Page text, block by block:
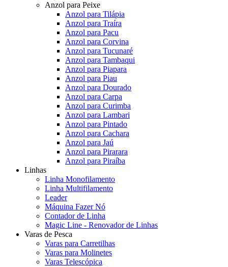
Anzol para Peixe
Anzol para Tilápia
Anzol para Traíra
Anzol para Pacu
Anzol para Corvina
Anzol para Tucunaré
Anzol para Tambaqui
Anzol para Piapara
Anzol para Piau
Anzol para Dourado
Anzol para Carpa
Anzol para Curimba
Anzol para Lambari
Anzol para Pintado
Anzol para Cachara
Anzol para Jaú
Anzol para Pirarara
Anzol para Piraíba
Linhas
Linha Monofilamento
Linha Multifilamento
Leader
Máquina Fazer Nó
Contador de Linha
Magic Line - Renovador de Linhas
Varas de Pesca
Varas para Carretilhas
Varas para Molinetes
Varas Telescópica